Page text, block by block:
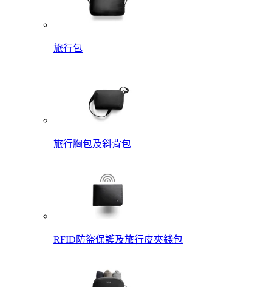
旅行包
旅行胸包及斜背包
RFID防盜保護及旅行皮夾錢包